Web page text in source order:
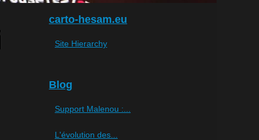
carto-hesam.eu
Site Hierarchy
Blog
Support Malenou :...
L'évolution des...